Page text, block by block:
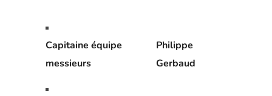
Capitaine équipe
messieurs
Philippe
Gerbaud